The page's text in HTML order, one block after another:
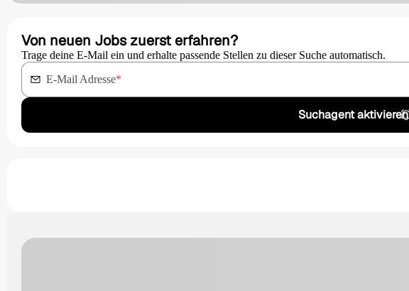
Von neuen Jobs zuerst erfahren?
Trage deine E-Mail ein und erhalte passende Stellen zu dieser Suche automatisch.
E-Mail Adresse*
Suchagent aktivieren